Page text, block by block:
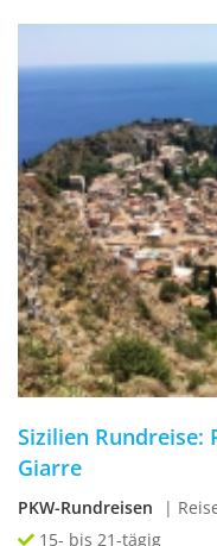
Sizilien Rundreise:
Giarre
PKW-Rundreisen
|
15- bis 21-tägig